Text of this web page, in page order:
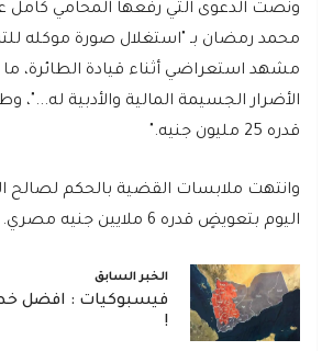
ونصت الدعوى التي رفعها المحامي كامل
محمد رمضان بـ "استغلال صورة موكله
مشهد استعراضي أثناء قيادة الطائرة، ما
الأضرار الجسيمة المالية والأدبية له..."،
قدره 25 مليون جنيه."
وانتهت ملابسات القضية بالحكم لصالح
اليوم بتعويضٍ قدره 6 ملايين جنيه مصري.
الخبر السابق
فيسبوكيات : افضل
!